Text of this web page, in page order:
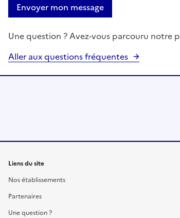
Envoyer mon message
Une question ? Avez-vous parcouru notre
Aller aux questions fréquentes
Liens du site
Nos établissements
Partenaires
Une question ?